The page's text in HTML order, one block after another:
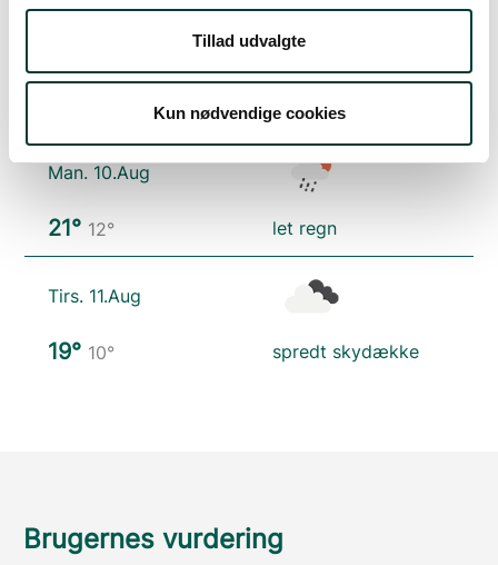
Tillad udvalgte
Kun nødvendige cookies
skydække
Man. 10.Aug
21° 12° let regn
Tirs. 11.Aug
19° 10° spredt skydække
Brugernes vurdering